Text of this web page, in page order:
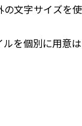
文字サイズを
を個別に用意